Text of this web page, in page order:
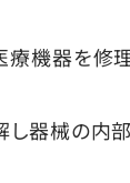
機器を修
器械の内